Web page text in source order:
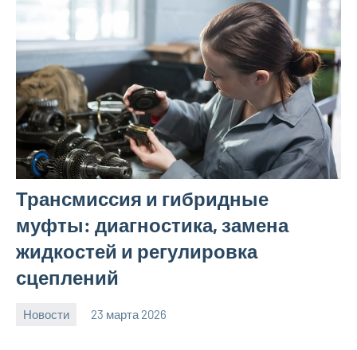
Трансмиссия и гибридные
муфты: диагностика, замена
жидкостей и регулировка
сцеплений
Новости 23 марта 2026